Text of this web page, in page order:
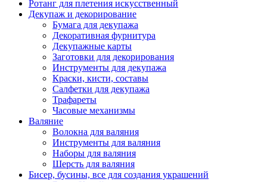
Ротанг для плетения искусственный
Декупаж и декорирование
Бумага для декупажа
Декоративная фурнитура
Декупажные карты
Заготовки для декорирования
Инструменты для декупажа
Краски, кисти, составы
Салфетки для декупажа
Трафареты
Часовые механизмы
Валяние
Волокна для валяния
Инструменты для валяния
Наборы для валяния
Шерсть для валяния
Бисер, бусины, все для создания украшений